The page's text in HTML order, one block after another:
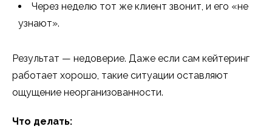
Через неделю тот же клиент звонит, и его «не
узнают».
Результат — недоверие. Даже если сам кейтеринг
работает хорошо, такие ситуации оставляют
ощущение неорганизованности.
Что делать: